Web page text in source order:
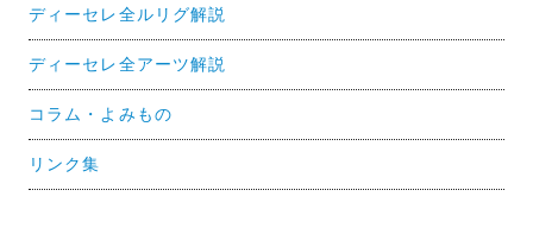
ディーセレ全ルリグ解説
ディーセレ全アーツ解説
コラム・よみもの
リンク集